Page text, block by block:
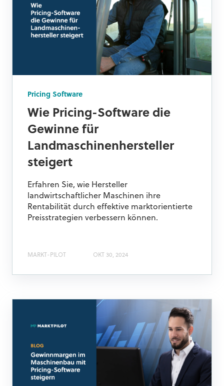
Pricing Software
Wie Pricing-Software die
Gewinne für
Landmaschinenhersteller
steigert
Erfahren Sie, wie Hersteller
landwirtschaftlicher Maschinen ihre
Rentabilität durch effektive marktorientierte
Preisstrategien verbessern können.
MARKT-PILOT OKT 30, 2024